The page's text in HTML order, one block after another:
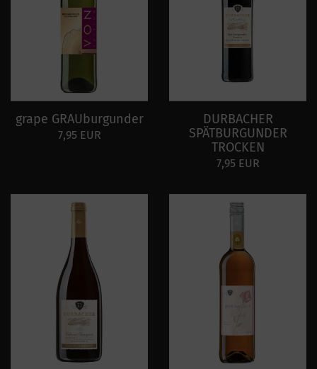
grape GRAUburgunder
7,95 EUR
DURBACHER
SPÄTBURGUNDER
TROCKEN
7,95 EUR